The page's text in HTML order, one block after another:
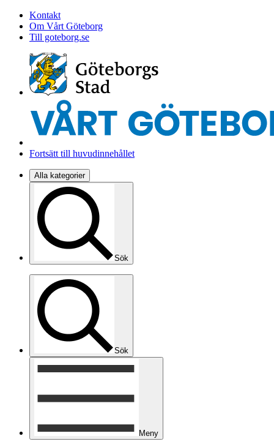
Kontakt
Om Vårt Göteborg
Till goteborg.se
Fortsätt till huvudinnehållet
Alla kategorier
Sök
Sök
Meny